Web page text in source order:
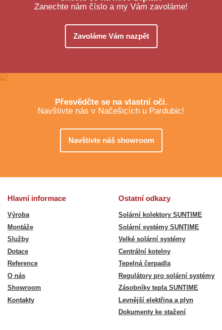
Zanechte nám číslo a my Vám zavoláme!
Zavoláme Vám nazpět
Přesvědčte se na vlastní oči.
Navštivte nás v Načešicích u Pardubic!
Navštivte náš showroom
Hlavní informace
Výroba
Montáže
Služby
Dotace
Reference
O nás
Showroom
Kontakty
Ostatní odkazy
Solární kolektory SUNTIME
Solární systémy SUNTIME
Velké solární systémy
Centrální kotelny
Tepelná čerpadla
Regulátory pro solární systémy
Zásobníky tepla SUNTIME
Levnější elektřina a plyn
Dokumenty ke stažení